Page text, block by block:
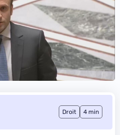
Droit 4 min